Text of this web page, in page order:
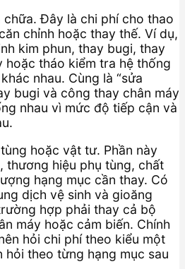
Đây là chi phí cho thao
chỉnh hoặc thay thế. Ví dụ,
kim phun, thay bugi, thay
hoặc tháo kiểm tra hệ thống
nhau. Cùng là “sửa
bugi và công thay chân máy
nhau vì mức độ tiếp cận và
hoặc vật tư. Phần này
thương hiệu phụ tùng, chất
hạng mục cần thay. Có
dịch vệ sinh và gioăng
hợp phải thay cả bộ
máy hoặc cảm biến. Chính
hỏi chi phí theo kiểu một
hỏi theo từng hạng mục sau